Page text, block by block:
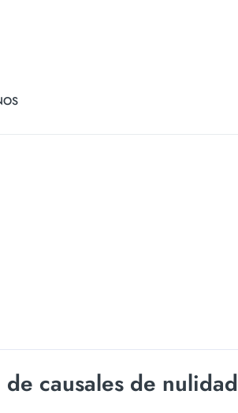
causales de nulidad